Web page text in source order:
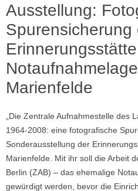
Ausstellung:
Spurensicherung
Erinnerungsstätte
Marienfelde
„Die Zentrale Aufnahmestelle des
1964-2008: eine fotografische
Sonderausstellung der
Marienfelde. Mit ihr soll die Arbeit
Berlin (ZAB) – das ehemalige
gewürdigt werden, bevor die